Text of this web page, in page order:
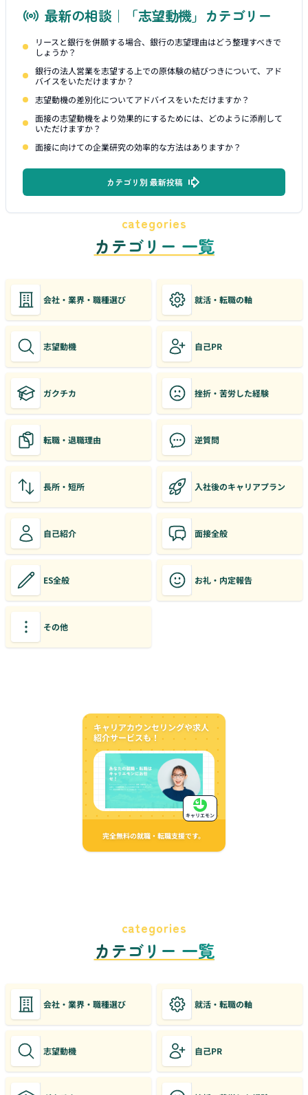
最新の相談｜「志望動機」カテゴリー
リースと銀行を併願する場合、銀行の志望理由はどう整理すべきで
しょうか？
銀行の法人営業を志望する上での原体験の結びつきについて、アド
バイスをいただけますか？
志望動機の差別化についてアドバイスをいただけますか？
面接の志望動機をより効果的にするためには、どのように添削して
いただけますか？
面接に向けての企業研究の効率的な方法はありますか？
カテゴリ別 最新投稿
categories
カテゴリー 一覧
会社・業界・職種選び 就活・転職の軸
志望動機 自己PR
ガクチカ 挫折・苦労した経験
転職・退職理由 逆質問
長所・短所 入社後のキャリアプラン
自己紹介 面接全般
ES全般 お礼・内定報告
その他
キャリアカウンセリングや求人
紹介サービスも！
完全無料の就職・転職支援です。
キャリエモン
categories
カテゴリー 一覧
会社・業界・職種選び 就活・転職の軸
志望動機 自己PR